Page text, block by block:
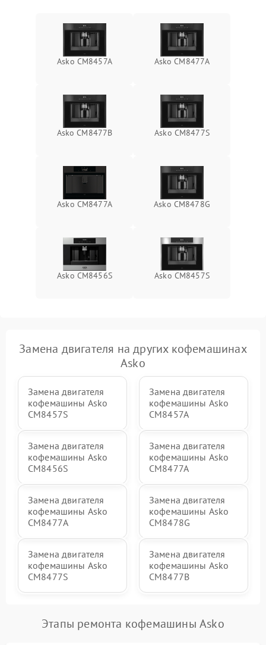
Asko CM8457A Asko СМ8477А
Asko CM8477B Asko CM8477S
Asko CM8477A Asko CM8478G
Asko CM8456S Asko CM8457S
Замена двигателя на других кофемашинах
Asko
Замена двигателя
кофемашины Asko
CM8457S
Замена двигателя
кофемашины Asko
CM8457A
Замена двигателя
кофемашины Asko
CM8456S
Замена двигателя
кофемашины Asko
CM8477A
Замена двигателя
кофемашины Asko
СМ8477А
Замена двигателя
кофемашины Asko
CM8478G
Замена двигателя
кофемашины Asko
CM8477S
Замена двигателя
кофемашины Asko
CM8477B
Этапы ремонта кофемашины Asko